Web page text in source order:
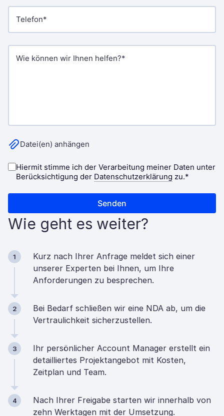
Wie geht es weiter?
1
Kurz nach Ihrer Anfrage meldet sich einer
unserer Experten bei Ihnen, um Ihre
Anforderungen zu besprechen.
2
Bei Bedarf schließen wir eine NDA ab, um die
Vertraulichkeit sicherzustellen.
3
Ihr persönlicher Account Manager erstellt ein
detailliertes Projektangebot mit Kosten,
Zeitplan und Team.
4
Nach Ihrer Freigabe starten wir innerhalb von
zehn Werktagen mit der Umsetzung.